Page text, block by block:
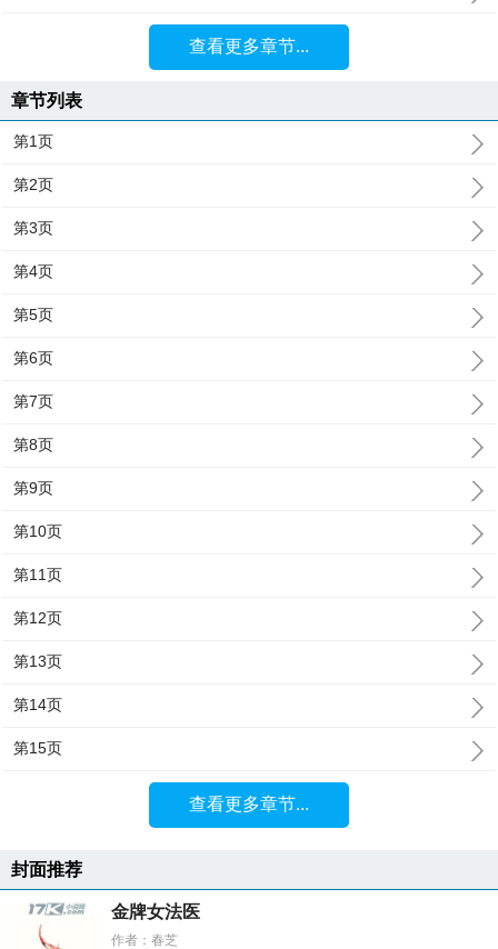
查看更多章节...
章节列表
第1页
第2页
第3页
第4页
第5页
第6页
第7页
第8页
第9页
第10页
第11页
第12页
第13页
第14页
第15页
查看更多章节...
封面推荐
金牌女法医
作者：春芝